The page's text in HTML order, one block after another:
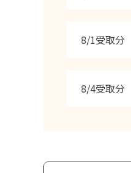
8/1受取分
8/4受取分